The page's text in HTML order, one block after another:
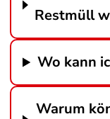
Restmüll
Wo kann
Warum